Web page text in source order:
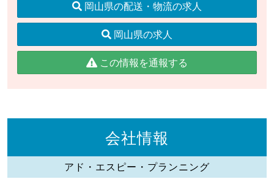
岡山県の配送・物流の求人
岡山県の求人
この情報を通報する
会社情報
アド・エスピー・プランニング